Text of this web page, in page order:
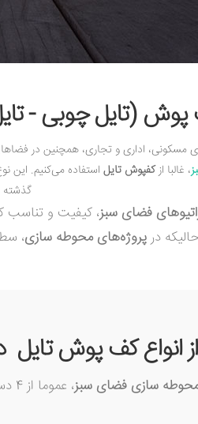
پوش (تایل چوبی -
مسکونی، اداری و تجاری، همچنین در
، غالبا ازکفپوش تایل استفاده می‌کنیم. این
گذشته
فضای سبز، کیفیت و تناسب
درپروژه‌هایمحوطه سازی،
انواع کف پوش
سازی فضای سبز، عموما از 4 دسته کف پوش استفاده می‌شود: